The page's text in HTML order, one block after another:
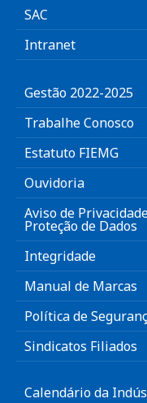
SAC
Intranet
Gestão 2022-2025
Trabalhe Conosco
Estatuto FIEMG
Ouvidoria
Aviso de
Proteção de Dados
Integridade
Manual de Marcas
Política de
Sindicatos Filiados
Calendário da